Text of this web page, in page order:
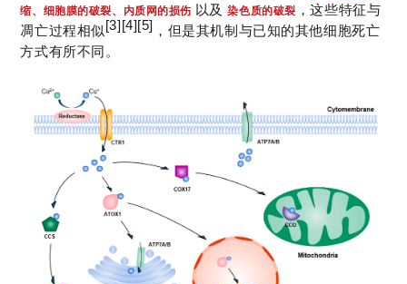
缩、细胞膜的破裂、内质网的损伤 以及染色质的破裂 ，这些特征与
凋亡过程相似[3][4][5] ，但是其机制与已知的其他细胞死亡
方式有所不同。